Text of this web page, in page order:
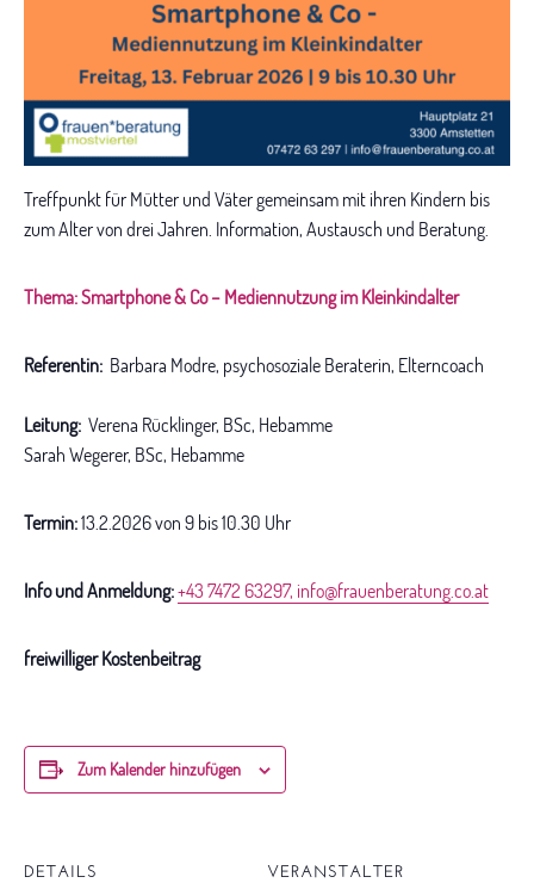
Treffpunkt für Mütter und Väter gemeinsam mit ihren Kindern bis
zum Alter von drei Jahren. Information, Austausch und Beratung.
Thema: Smartphone & Co – Mediennutzung im Kleinkindalter
Referentin: Barbara Modre, psychosoziale Beraterin, Elterncoach
Leitung: Verena Rücklinger, BSc, Hebamme
Sarah Wegerer, BSc, Hebamme
Termin:13.2.2026 von 9 bis 10.30 Uhr
Info und Anmeldung:+43 7472 63297, info@frauenberatung.co.at
freiwilliger Kostenbeitrag
Zum Kalender hinzufügen
DETAILS VERANSTALTER